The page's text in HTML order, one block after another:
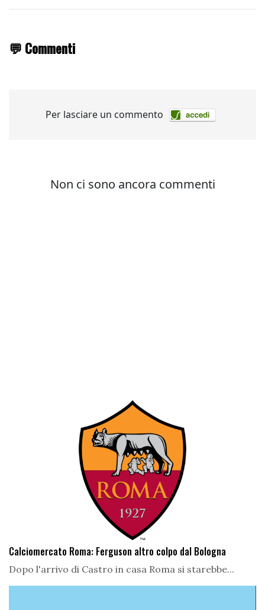
💬 Commenti
Calciomercato Roma: Ferguson altro colpo dal Bologna
Dopo l'arrivo di Castro in casa Roma si starebbe...